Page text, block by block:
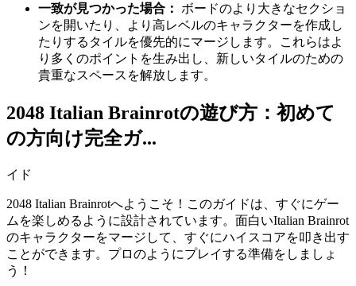
一致が見つかった場合：
ボードのより大きなセクショ
ンを開いたり、より高レベルのキャラクターを作成し
たりするタイルを優先的にマージします。これらはよ
り多くのポイントを生み出し、新しいタイルのための
貴重なスペースを解放します。
2048 Italian Brainrotの遊び方：初めて
の方向け完全ガ...
イド
2048 Italian Brainrotへようこそ！このガイドは、すぐにゲー
ムを楽しめるように設計されています。面白いItalian Brainrot
のキャラクターをマージして、すぐにハイスコアを叩き出す
ことができます。プロのようにプレイする準備をしましょ
う！